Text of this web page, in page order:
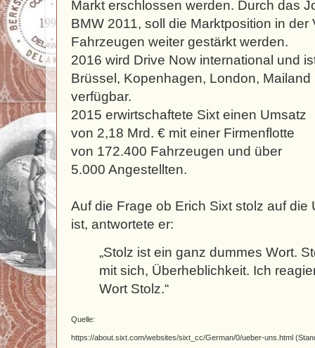
Markt erschlossen werden. Durch das
BMW 2011, soll die Marktposition in der
Fahrzeugen weiter gestärkt werden.
2016 wird Drive Now international und
Brüssel, Kopenhagen, London,
verfügbar.
2015 erwirtschaftete Sixt einen Umsatz
von 2,18 Mrd. € mit einer Firmenflotte
von 172.400 Fahrzeugen und über
5.000 Angestellten.
Auf die Frage ob Erich Sixt stolz auf
ist, antwortete er:
„Stolz ist ein ganz dummes Wort.
mit sich, Überheblichkeit. Ich
Wort Stolz.“
Quelle:
https://about.sixt.com/websites/sixt_cc/German/0/ueber-uns.html